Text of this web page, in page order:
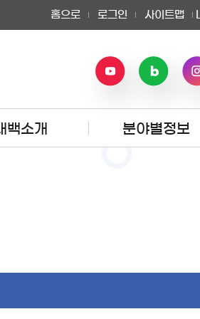
홈으로 로그인 사이트맵
백소개 분야별정보